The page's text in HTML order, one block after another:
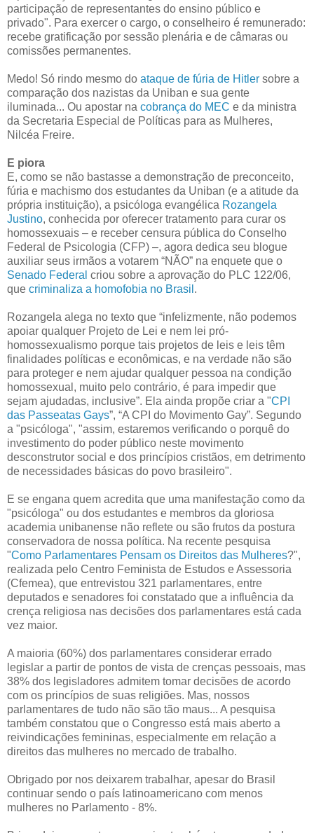
participação de representantes do ensino público e
privado". Para exercer o cargo, o conselheiro é remunerado:
recebe gratificação por sessão plenária e de câmaras ou
comissões permanentes.
Medo! Só rindo mesmo do ataque de fúria de Hitler sobre a
comparação dos nazistas da Uniban e sua gente
iluminada... Ou apostar na cobrança do MEC e da ministra
da Secretaria Especial de Políticas para as Mulheres,
Nilcéa Freire.
E piora
E, como se não bastasse a demonstração de preconceito,
fúria e machismo dos estudantes da Uniban (e a atitude da
própria instituição), a psicóloga evangélica Rozangela
Justino, conhecida por oferecer tratamento para curar os
homossexuais – e receber censura pública do Conselho
Federal de Psicologia (CFP) –, agora dedica seu blogue
auxiliar seus irmãos a votarem “NÃO” na enquete que o
Senado Federal criou sobre a aprovação do PLC 122/06,
que criminaliza a homofobia no Brasil .
Rozangela alega no texto que “infelizmente, não podemos
apoiar qualquer Projeto de Lei e nem lei pró-
homossexualismo porque tais projetos de leis e leis têm
finalidades políticas e econômicas, e na verdade não são
para proteger e nem ajudar qualquer pessoa na condição
homossexual, muito pelo contrário, é para impedir que
sejam ajudadas, inclusive”. Ela ainda propõe criar a "CPI
das Passeatas Gays”, “A CPI do Movimento Gay”. Segundo
a "psicóloga", "assim, estaremos verificando o porquê do
investimento do poder público neste movimento
desconstrutor social e dos princípios cristãos, em detrimento
de necessidades básicas do povo brasileiro".
E se engana quem acredita que uma manifestação como da
"psicóloga" ou dos estudantes e membros da gloriosa
academia unibanense não reflete ou são frutos da postura
conservadora de nossa política. Na recente pesquisa
"Como Parlamentares Pensam os Direitos das Mulheres?",
realizada pelo Centro Feminista de Estudos e Assessoria
(Cfemea), que entrevistou 321 parlamentares, entre
deputados e senadores foi constatado que a influência da
crença religiosa nas decisões dos parlamentares está cada
vez maior.
A maioria (60%) dos parlamentares considerar errado
legislar a partir de pontos de vista de crenças pessoais, mas
38% dos legisladores admitem tomar decisões de acordo
com os princípios de suas religiões. Mas, nossos
parlamentares de tudo não são tão maus... A pesquisa
também constatou que o Congresso está mais aberto a
reivindicações femininas, especialmente em relação a
direitos das mulheres no mercado de trabalho.
Obrigado por nos deixarem trabalhar, apesar do Brasil
continuar sendo o país latinoamericano com menos
mulheres no Parlamento - 8%.